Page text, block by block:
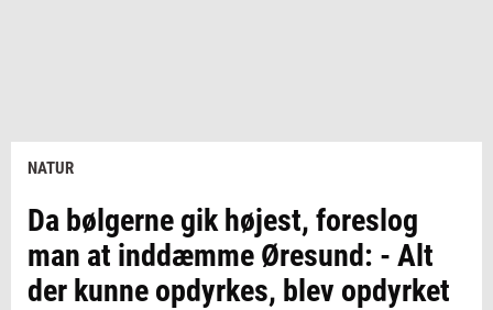
NATUR
Da bølgerne gik højest, foreslog
man at inddæmme Øresund: - Alt
der kunne opdyrkes, blev opdyrket